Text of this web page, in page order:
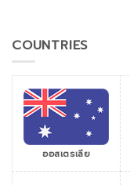
COUNTRIES
ออสเตรเลีย